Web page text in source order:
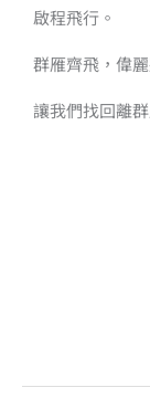
啟程飛行。
群雁齊飛，偉
讓我們找回離